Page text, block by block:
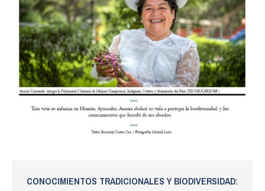
CONOCIMIENTOS TRADICIONALES Y BIODIVERSIDAD: